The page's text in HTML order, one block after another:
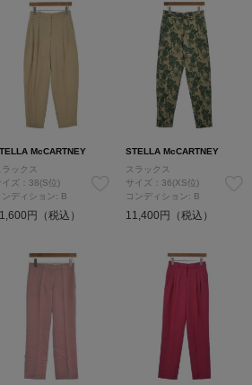
McCARTNEY
ラックス
イズ：38(S位)
ンディション: B
円（税込）
STELLA McCARTNEY
スラックス
サイズ：36(XS位)
コンディション: B
11,400円（税込）